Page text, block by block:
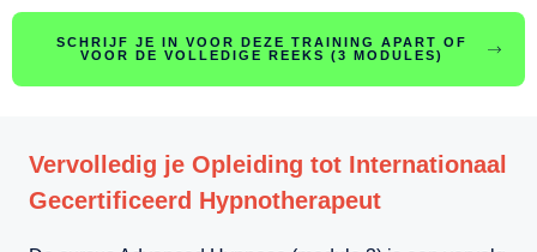
SCHRIJF JE IN VOOR DEZE TRAINING APART OF
VOOR DE VOLLEDIGE REEKS (3 MODULES)
Vervolledig je Opleiding tot Internationaal
Gecertificeerd Hypnotherapeut